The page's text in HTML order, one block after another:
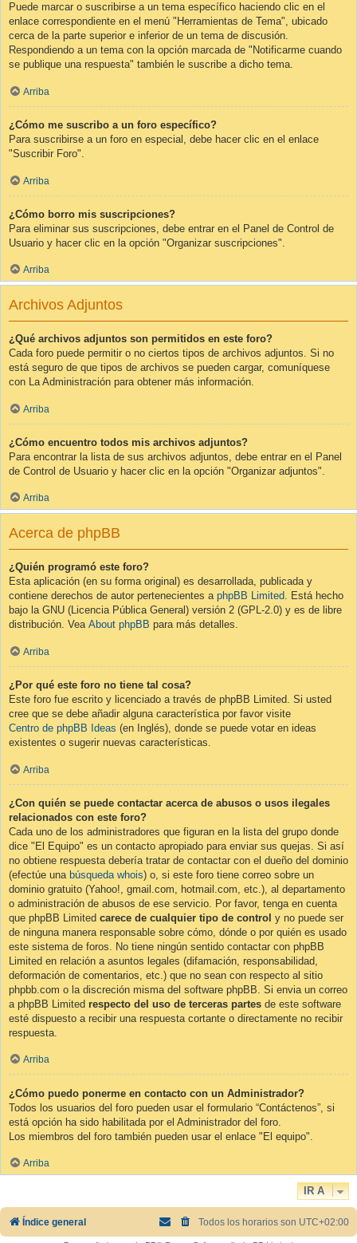
Puede marcar o suscribirse a un tema específico haciendo clic en el
enlace correspondiente en el menú "Herramientas de Tema", ubicado
cerca de la parte superior e inferior de un tema de discusión.
Respondiendo a un tema con la opción marcada de "Notificarme cuando
se publique una respuesta" también le suscribe a dicho tema.
Arriba
¿Cómo me suscribo a un foro específico?
Para suscribirse a un foro en especial, debe hacer clic en el enlace
"Suscribir Foro".
Arriba
¿Cómo borro mis suscripciones?
Para eliminar sus suscripciones, debe entrar en el Panel de Control de
Usuario y hacer clic en la opción "Organizar suscripciones".
Arriba
Archivos Adjuntos
¿Qué archivos adjuntos son permitidos en este foro?
Cada foro puede permitir o no ciertos tipos de archivos adjuntos. Si no
está seguro de que tipos de archivos se pueden cargar, comuníquese
con La Administración para obtener más información.
Arriba
¿Cómo encuentro todos mis archivos adjuntos?
Para encontrar la lista de sus archivos adjuntos, debe entrar en el Panel
de Control de Usuario y hacer clic en la opción "Organizar adjuntos".
Arriba
Acerca de phpBB
¿Quién programó este foro?
Esta aplicación (en su forma original) es desarrollada, publicada y
contiene derechos de autor pertenecientes a phpBB Limited. Está hecho
bajo la GNU (Licencia Pública General) versión 2 (GPL-2.0) y es de libre
distribución. Vea About phpBB para más detalles.
Arriba
¿Por qué este foro no tiene tal cosa?
Este foro fue escrito y licenciado a través de phpBB Limited. Si usted
cree que se debe añadir alguna característica por favor visite
Centro de phpBB Ideas (en Inglés), donde se puede votar en ideas
existentes o sugerir nuevas características.
Arriba
¿Con quién se puede contactar acerca de abusos o usos ilegales
relacionados con este foro?
Cada uno de los administradores que figuran en la lista del grupo donde
dice "El Equipo" es un contacto apropiado para enviar sus quejas. Si así
no obtiene respuesta debería tratar de contactar con el dueño del dominio
(efectúe una búsqueda whois) o, si este foro tiene correo sobre un
dominio gratuito (Yahoo!, gmail.com, hotmail.com, etc.), al departamento
o administración de abusos de ese servicio. Por favor, tenga en cuenta
que phpBB Limited carece de cualquier tipo de control y no puede ser
de ninguna manera responsable sobre cómo, dónde o por quién es usado
este sistema de foros. No tiene ningún sentido contactar con phpBB
Limited en relación a asuntos legales (difamación, responsabilidad,
deformación de comentarios, etc.) que no sean con respecto al sitio
phpbb.com o la discreción misma del software phpBB. Si envia un correo
a phpBB Limited respecto del uso de terceras partes de este software
esté dispuesto a recibir una respuesta cortante o directamente no recibir
respuesta.
Arriba
¿Cómo puedo ponerme en contacto con un Administrador?
Todos los usuarios del foro pueden usar el formulario “Contáctenos”, si
está opción ha sido habilitada por el Administrador del foro.
Los miembros del foro también pueden usar el enlace "El equipo".
Arriba
IR A
Índice general Todos los horarios son UTC+02:00